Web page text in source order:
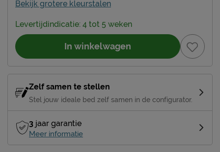
Bekijk grotere kleurstalen
Levertijdindicatie: 4 tot 5 weken
In winkelwagen
Zelf samen te stellen
Stel jouw ideale bed zelf samen in de configurator.
3 jaar garantie
Meer informatie